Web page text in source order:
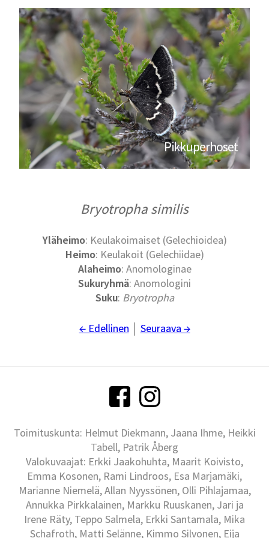
Pikkuperhoset
Bryotropha similis
Yläheimo: Keulakoimaiset (Gelechioidea)
Heimo: Keulakoit (Gelechiidae)
Alaheimo: Anomologinae
Sukuryhmä: Anomologini
Suku: Bryotropha
← Edellinen Seuraava →
Toimituskunta: Helmut Diekmann, Jaana Ihme, Heikki
Tabell, Patrik Åberg
Valokuvaajat: Erkki Jaakohuhta, Maarit Koivisto,
Emma Kosonen, Rami Lindroos, Esa Marjamäki,
Marianne Niemelä, Allan Nyyssönen, Olli Pihlajamaa,
Annukka Pirkkalainen, Markku Ruuskanen, Jari ja
Irene Räty, Teppo Salmela, Erkki Santamala, Mika
Schafroth, Matti Selänne, Kimmo Silvonen, Eija